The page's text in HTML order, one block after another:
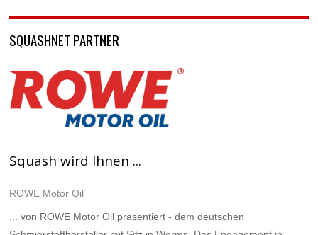
SQUASHNET PARTNER
Squash wird Ihnen ...
ROWE Motor Oil
... von ROWE Motor Oil präsentiert - dem deutschen